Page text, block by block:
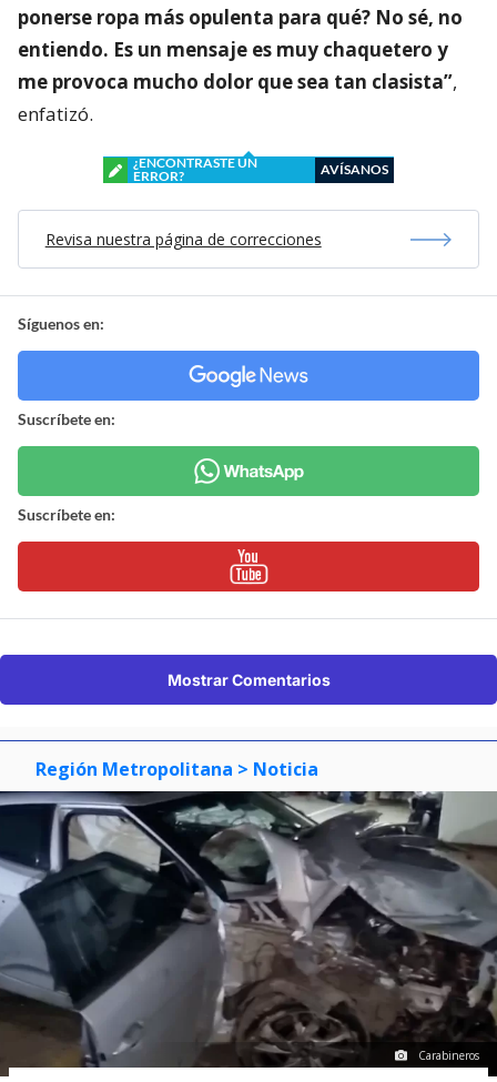
ponerse ropa más opulenta para qué? No sé, no
entiendo. Es un mensaje es muy chaquetero y
me provoca mucho dolor que sea tan clasista”,
enfatizó.
¿ENCONTRASTE UN
ERROR?
AVÍSANOS
Revisa nuestra página de correcciones
Síguenos en:
Suscríbete en:
Suscríbete en:
Mostrar Comentarios
Región Metropolitana > Noticia
Carabineros